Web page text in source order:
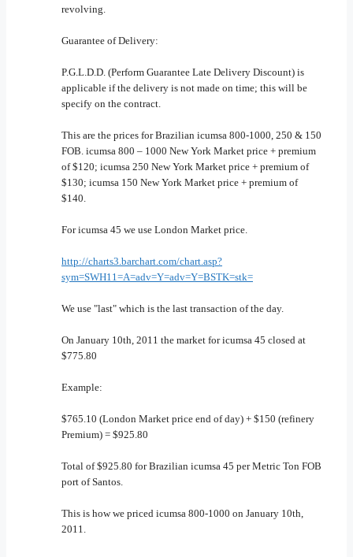
revolving.
Guarantee of Delivery:
P.G.L.D.D. (Perform Guarantee Late Delivery Discount) is
applicable if the delivery is not made on time; this will be
specify on the contract.
This are the prices for Brazilian icumsa 800-1000, 250 & 150
FOB. icumsa 800 – 1000 New York Market price + premium
of $120; icumsa 250 New York Market price + premium of
$130; icumsa 150 New York Market price + premium of
$140.
For icumsa 45 we use London Market price.
http://charts3.barchart.com/chart.asp?
sym=SWH11=A=adv=Y=adv=Y=BSTK=stk=
We use "last" which is the last transaction of the day.
On January 10th, 2011 the market for icumsa 45 closed at
$775.80
Example:
$765.10 (London Market price end of day) + $150 (refinery
Premium) = $925.80
Total of $925.80 for Brazilian icumsa 45 per Metric Ton FOB
port of Santos.
This is how we priced icumsa 800-1000 on January 10th,
2011.